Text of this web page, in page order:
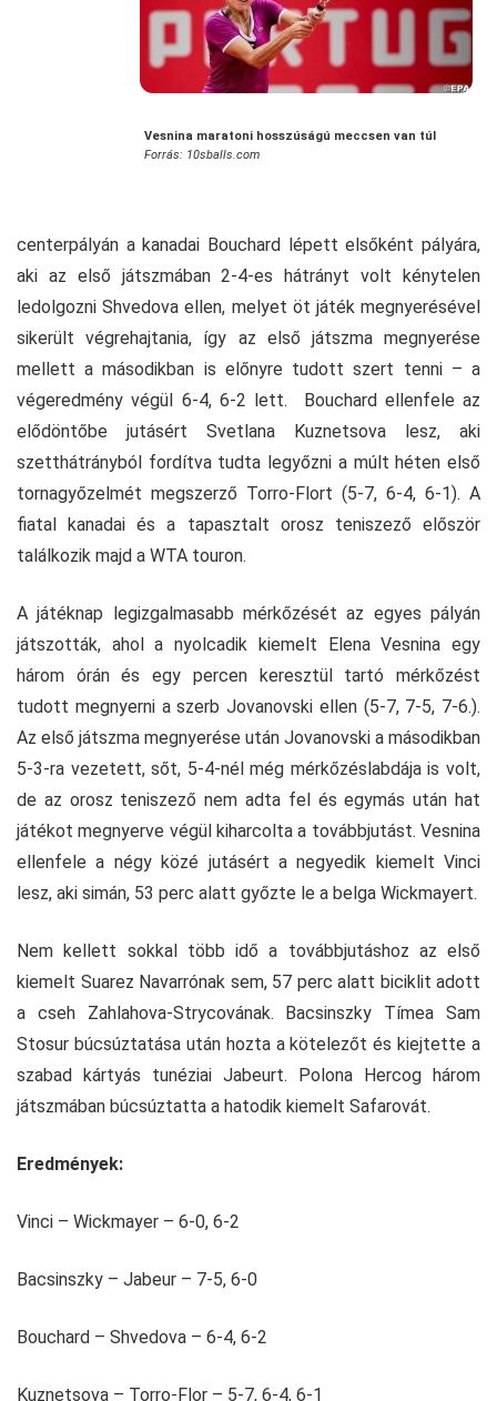
Vesnina maratoni hosszúságú meccsen van túl
Forrás: 10sballs.com
centerpályán a kanadai Bouchard lépett elsőként pályára,
aki az első játszmában 2-4-es hátrányt volt kénytelen
ledolgozni Shvedova ellen, melyet öt játék megnyerésével
sikerült végrehajtania, így az első játszma megnyerése
mellett a másodikban is előnyre tudott szert tenni – a
végeredmény végül 6-4, 6-2 lett. Bouchard ellenfele az
elődöntőbe jutásért Svetlana Kuznetsova lesz, aki
szetthátrányból fordítva tudta legyőzni a múlt héten első
tornagyőzelmét megszerző Torro-Flort (5-7, 6-4, 6-1). A
fiatal kanadai és a tapasztalt orosz teniszező először
találkozik majd a WTA touron.
A játéknap legizgalmasabb mérkőzését az egyes pályán
játszották, ahol a nyolcadik kiemelt Elena Vesnina egy
három órán és egy percen keresztül tartó mérkőzést
tudott megnyerni a szerb Jovanovski ellen (5-7, 7-5, 7-6.).
Az első játszma megnyerése után Jovanovski a másodikban
5-3-ra vezetett, sőt, 5-4-nél még mérkőzéslabdája is volt,
de az orosz teniszező nem adta fel és egymás után hat
játékot megnyerve végül kiharcolta a továbbjutást. Vesnina
ellenfele a négy közé jutásért a negyedik kiemelt Vinci
lesz, aki simán, 53 perc alatt győzte le a belga Wickmayert.
Nem kellett sokkal több idő a továbbjutáshoz az első
kiemelt Suarez Navarrónak sem, 57 perc alatt biciklit adott
a cseh Zahlahova-Strycovának. Bacsinszky Tímea Sam
Stosur búcsúztatása után hozta a kötelezőt és kiejtette a
szabad kártyás tunéziai Jabeurt. Polona Hercog három
játszmában búcsúztatta a hatodik kiemelt Safarovát.
Eredmények:
Vinci – Wickmayer – 6-0, 6-2
Bacsinszky – Jabeur – 7-5, 6-0
Bouchard – Shvedova – 6-4, 6-2
Kuznetsova – Torro-Flor – 5-7, 6-4, 6-1